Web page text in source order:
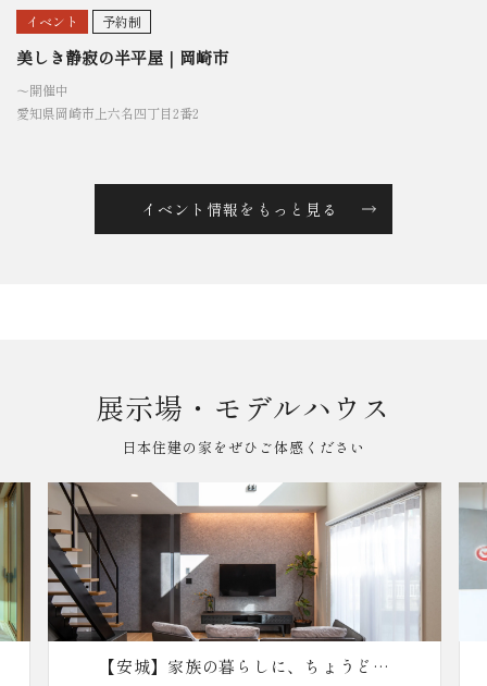
イベント 予約制
美しき静寂の半平屋｜岡崎市
〜開催中
愛知県岡崎市上六名四丁目2番2
イベント情報をもっと見る
展示場・モデルハウス
日本住建の家をぜひご体感ください
【安城】家族の暮らしに、ちょうどい